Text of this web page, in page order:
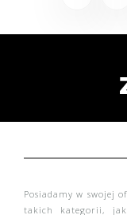
Posiadamy w swojej
takich kategorii,